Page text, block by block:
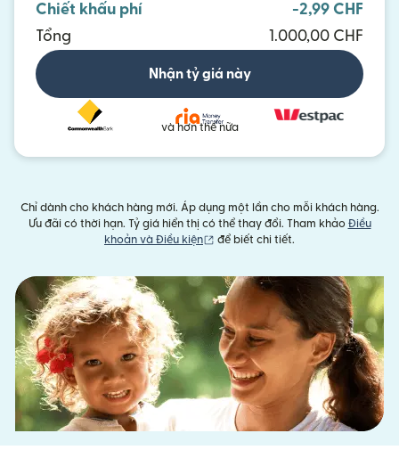
Chiết khấu phí
-2,99 CHF
Tổng
1.000,00 CHF
Nhận tỷ giá này
và hơn thế nữa
Chỉ dành cho khách hàng mới. Áp dụng một lần cho mỗi khách hàng.
Ưu đãi có thời hạn. Tỷ giá hiển thị có thể thay đổi. Tham khảo Điều
khoản và Điều kiện
(mở trong cửa sổ mới)
để biết chi tiết.